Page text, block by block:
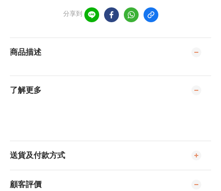
分享到
商品描述
了解更多
送貨及付款方式
顧客評價